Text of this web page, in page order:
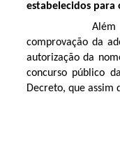
estabelecidos para
comprovação da
autorização da
concurso público
Decreto, que assim